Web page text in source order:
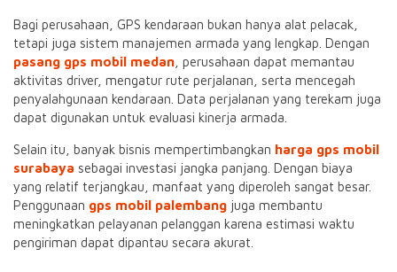
Bagi perusahaan, GPS kendaraan bukan hanya alat pelacak,
tetapi juga sistem manajemen armada yang lengkap. Dengan
pasang gps mobil medan , perusahaan dapat memantau
aktivitas driver, mengatur rute perjalanan, serta mencegah
penyalahgunaan kendaraan. Data perjalanan yang terekam juga
dapat digunakan untuk evaluasi kinerja armada.
Selain itu, banyak bisnis mempertimbangkan harga gps mobil
surabaya sebagai investasi jangka panjang. Dengan biaya
yang relatif terjangkau, manfaat yang diperoleh sangat besar.
Penggunaan gps mobil palembang juga membantu
meningkatkan pelayanan pelanggan karena estimasi waktu
pengiriman dapat dipantau secara akurat.